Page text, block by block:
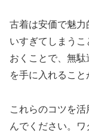
古着は安価で魅
いすぎてしまう
おくことで、無
を手に入れること
これらのコツを
んでください。